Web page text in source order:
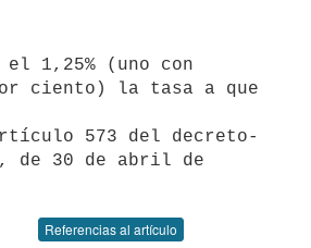
ciento) la tasa a que
573 del decreto-
de 30 de abril de
Referencias al artículo